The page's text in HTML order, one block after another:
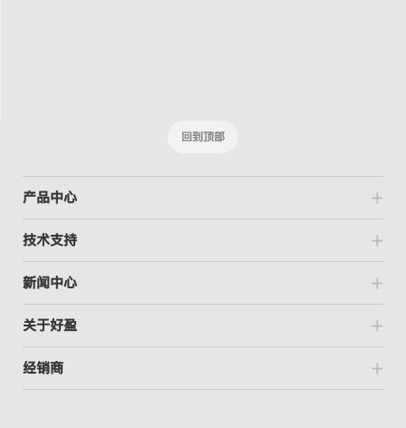
回到顶部
产品中心
技术支持
新闻中心
关于好盈
经销商